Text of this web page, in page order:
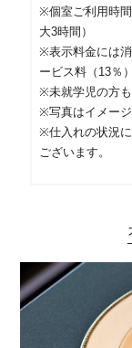
※個室ご利用時
大3時間）
※表示料金には
ービス料（13％
※未就学児の方も
※写真はイメージ
※仕入れの状況
ございます。